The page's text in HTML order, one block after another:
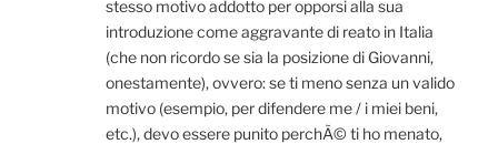
stesso motivo addotto per opporsi alla sua
introduzione come aggravante di reato in Italia
(che non ricordo se sia la posizione di Giovanni,
onestamente), ovvero: se ti meno senza un valido
motivo (esempio, per difendere me / i miei beni,
etc.), devo essere punito perchÃ© ti ho menato,